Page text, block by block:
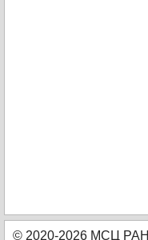
© 2020-2026 МСЦ РАН